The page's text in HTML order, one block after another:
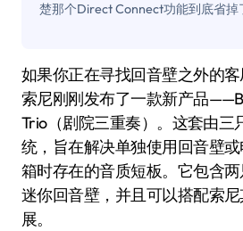
楚那个Direct Connect功能到底省掉
如果你正在寻找回音壁之外的客厅音频升级方案，
索尼刚刚发布了一款新产品
Trio（剧院三重奏）。这套由三
统，旨在解决单独使用回音壁
箱时存在的音质短板。它包含
迷你回音壁，并且可以搭配索
展。